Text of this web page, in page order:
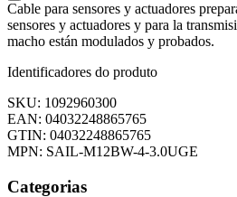
Cable para sensores y actuadores
sensores y actuadores y para la
macho están modulados y probados.
Identificadores do produto
SKU: 1092960300
EAN: 04032248865765
GTIN: 04032248865765
MPN: SAIL-M12BW-4-3.0UGE
Categorias